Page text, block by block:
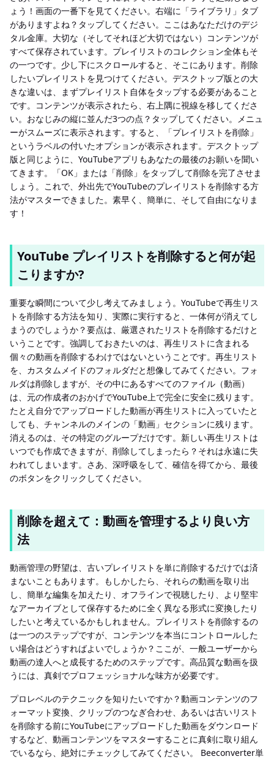
ょう！画面の一番下を見てください。右端に「ライブラリ」タブ
がありますよね？タップしてください。ここはあなただけのデジ
タル金庫。大切な（そしてそれほど大切ではない）コンテンツが
すべて保存されています。プレイリストのコレクション全体もそ
の一つです。少し下にスクロールすると、そこにあります。削除
したいプレイリストを見つけてください。デスクトップ版との大
きな違いは、まずプレイリスト自体をタップする必要があること
です。コンテンツが表示されたら、右上隅に視線を移してくださ
い。おなじみの縦に並んだ3つの点？タップしてください。メニュ
ーがスムーズに表示されます。すると、「プレイリストを削除」
というラベルの付いたオプションが表示されます。デスクトップ
版と同じように、YouTubeアプリもあなたの最後のお願いを聞い
てきます。「OK」または「削除」をタップして削除を完了させま
しょう。これで、外出先でYouTubeのプレイリストを削除する方
法がマスターできました。素早く、簡単に、そして自由になりま
す！
YouTube プレイリストを削除すると何が起
こりますか?
重要な瞬間について少し考えてみましょう。YouTubeで再生リス
トを削除する方法を知り、実際に実行すると、一体何が消えてし
まうのでしょうか？要点は、厳選されたリストを削除するだけと
いうことです。強調しておきたいのは、再生リストに含まれる
個々の動画を削除するわけではないということです。再生リスト
を、カスタムメイドのフォルダだと想像してみてください。フォ
ルダは削除しますが、その中にあるすべてのファイル（動画）
は、元の作成者のおかげでYouTube上で完全に安全に残ります。
たとえ自分でアップロードした動画が再生リストに入っていたと
しても、チャンネルのメインの「動画」セクションに残ります。
消えるのは、その特定のグループだけです。新しい再生リストは
いつでも作成できますが、削除してしまったら？それは永遠に失
われてしまいます。さあ、深呼吸をして、確信を得てから、最後
のボタンをクリックしてください。
削除を超えて：動画を管理するより良い方
法
動画管理の野望は、古いプレイリストを単に削除するだけでは済
まないこともあります。もしかしたら、それらの動画を取り出
し、簡単な編集を加えたり、オフラインで視聴したり、より堅牢
なアーカイブとして保存するために全く異なる形式に変換したり
したいと考えているかもしれません。プレイリストを削除するの
は一つのステップですが、コンテンツを本当にコントロールした
い場合はどうすればよいでしょうか？ここが、一般ユーザーから
動画の達人へと成長するためのステップです。高品質な動画を扱
うには、真剣でプロフェッショナルな味方が必要です。
プロレベルのテクニックを知りたいですか？動画コンテンツのフ
ォーマット変換、クリップのつなぎ合わせ、あるいは古いリスト
を削除する前にYouTubeにアップロードした動画をダウンロード
するなど、動画コンテンツをマスターすることに真剣に取り組ん
でいるなら、絶対にチェックしてみてください。 Beeconverter単